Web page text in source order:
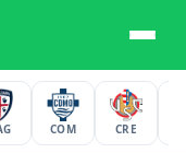
COM CRE